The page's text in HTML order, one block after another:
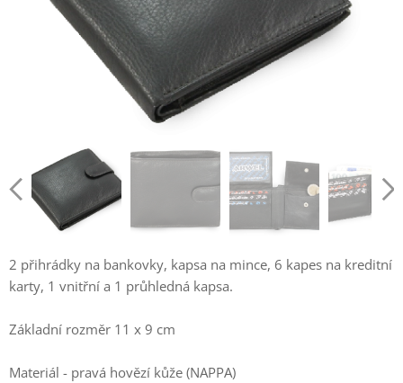
2 přihrádky na bankovky, kapsa na mince, 6 kapes na kreditní
karty, 1 vnitřní a 1 průhledná kapsa.
Základní rozměr 11 x 9 cm
Materiál - pravá hovězí kůže (NAPPA)